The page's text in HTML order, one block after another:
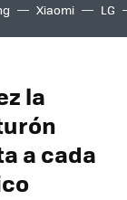
Xiaomi LG
la
a cada